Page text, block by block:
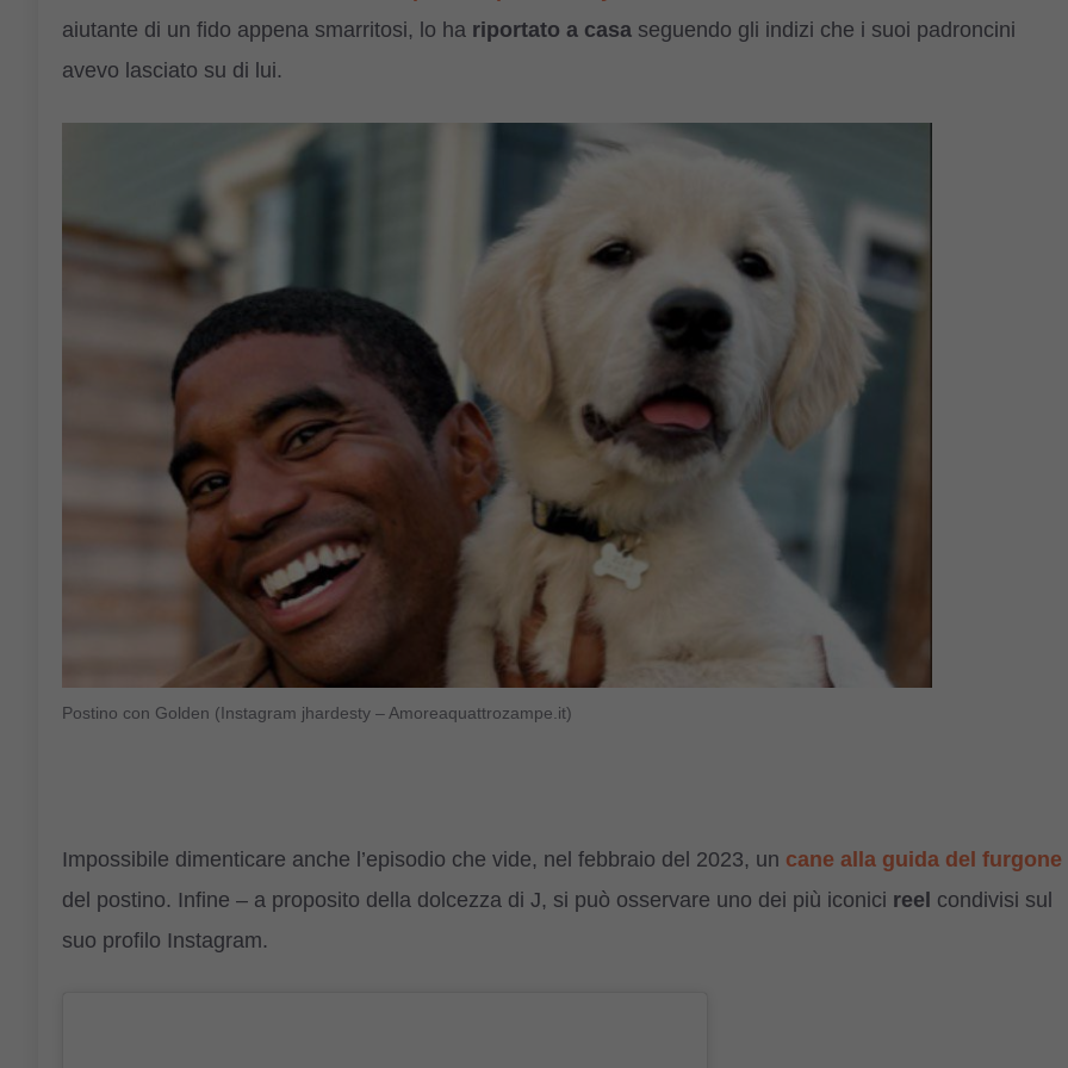
aiutante di un fido appena smarritosi, lo ha riportato a casa seguendo gli indizi che i suoi padroncini
avevo lasciato su di lui.
Postino con Golden (Instagram jhardesty – Amoreaquattrozampe.it)
Impossibile dimenticare anche l’episodio che vide, nel febbraio del 2023, un cane alla guida del furgone
del postino. Infine – a proposito della dolcezza di J, si può osservare uno dei più iconici reel condivisi sul
suo profilo Instagram.